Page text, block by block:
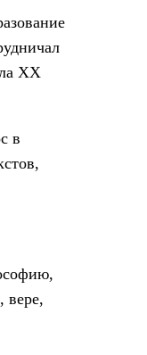
XX
в
вере,